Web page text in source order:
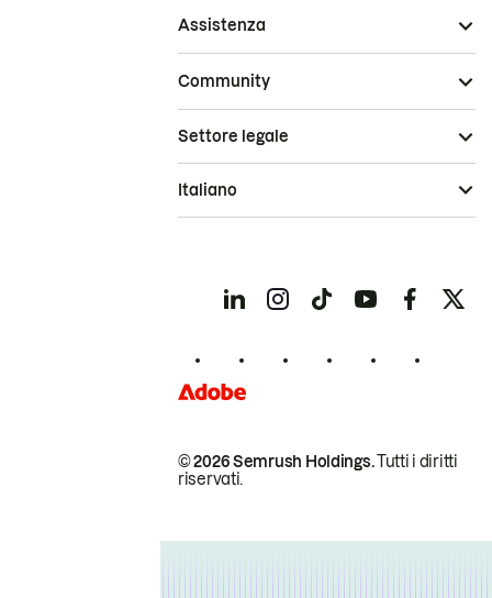
Assistenza
Community
© 2026 Semrush Holdings.Tutti i diritti
riservati.
Settore legale
Italiano